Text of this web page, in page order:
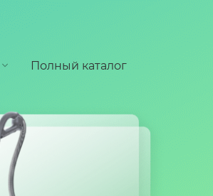
Полный каталог